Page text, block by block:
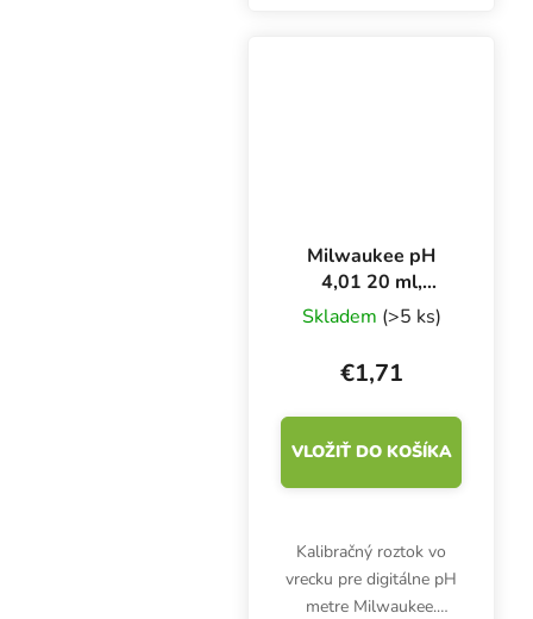
Milwaukee pH
4,01 20 ml,
kalibračný roztok
Skladem (>5 ks)
€1,71
VLOŽIŤ DO KOŠÍKA
Kalibračný roztok vo
vrecku pre digitálne pH
metre Milwaukee.